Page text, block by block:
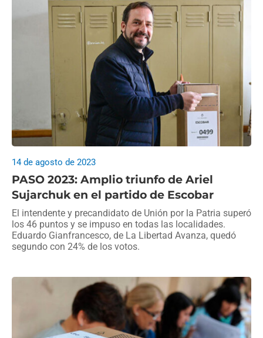
PASO 2023: Amplio triunfo de Ariel
Sujarchuk en el partido de Escobar
14 de agosto de 2023
El intendente y precandidato de Unión por la Patria superó
los 46 puntos y se impuso en todas las localidades.
Eduardo Gianfrancesco, de La Libertad Avanza, quedó
segundo con 24% de los votos.